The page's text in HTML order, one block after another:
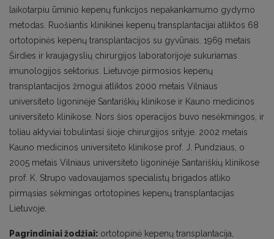
laikotarpiu ūminio kepenų funkcijos nepakankamumo gydymo
metodas. Ruošiantis klinikinei kepenų transplantacijai atliktos 68
ortotopinės kepenų transplantacijos su gyvūnais. 1969 metais
Širdies ir kraujagyslių chirurgijos laboratorijoje sukuriamas
imunologijos sektorius. Lietuvoje pirmosios kepenų
transplantacijos žmogui atliktos 2000 metais Vilniaus
universiteto ligoninėje Santariškių klinikose ir Kauno medicinos
universiteto klinikose. Nors šios operacijos buvo nesėkmingos, ir
toliau aktyviai tobulintasi šioje chirurgijos srityje. 2002 metais
Kauno medicinos universiteto klinikose prof. J. Pundziaus, o
2005 metais Vilniaus universiteto ligoninėje Santariškių klinikose
prof. K. Strupo vadovaujamos specialistų brigados atliko
pirmąsias sėkmingas ortotopines kepenų transplantacijas
Lietuvoje.
Pagrindiniai žodžiai: ortotopinė kepenų transplantacija,